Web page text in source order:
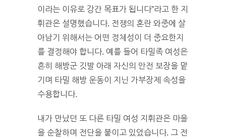
이라는 이유로 강간 목표가 됩니다”라고 한 지
휘관은 설명했습니다. 전쟁의 혼란 와중에 살
아남기 위해서는 어떤 정체성이 더 중요한지
를 결정해야 합니다. 예를 들어 타밀족 여성은
흔히 해방군 깃발 아래 자신의 안전 보장을 맡
기며 타밀 해방 운동이 지닌 가부장제 속성을
수용합니다.
내가 만났던 또 다른 타밀 여성 지휘관은 마을
을 순찰하며 전단을 붙이고 있었습니다. 그 전